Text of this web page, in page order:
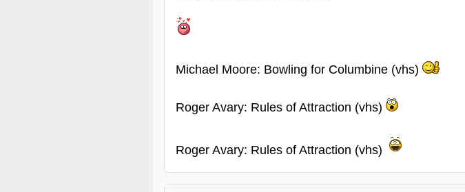
Michael Moore: Bowling for Columbine (vhs)
Roger Avary: Rules of Attraction (vhs)
Roger Avary: Rules of Attraction (vhs)